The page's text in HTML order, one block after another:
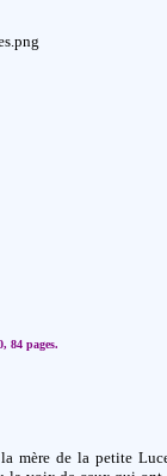
84 pages.
mère de la petite